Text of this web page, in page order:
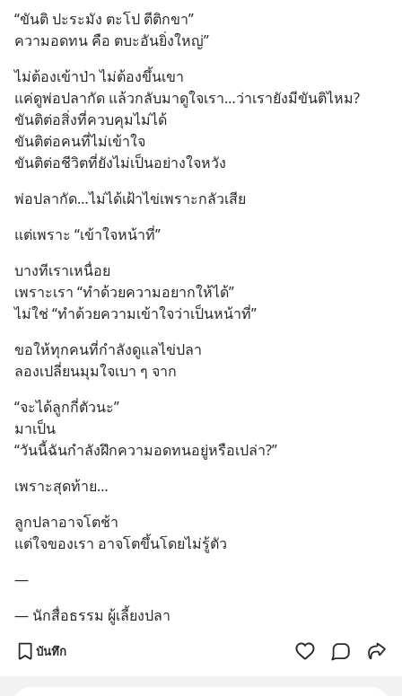
“ขันติ ปะระมัง ตะโป ตีติกขา”
ความอดทน คือ ตบะอันยิ่งใหญ่”
ไม่ต้องเข้าป่า ไม่ต้องขึ้นเขา
แค่ดูพ่อปลากัด แล้วกลับมาดูใจเรา…ว่าเรายังมีขันติไหม?
ขันติต่อสิ่งที่ควบคุมไม่ได้
ขันติต่อคนที่ไม่เข้าใจ
ขันติต่อชีวิตที่ยังไม่เป็นอย่างใจหวัง
พ่อปลากัด…ไม่ได้เฝ้าไข่เพราะกลัวเสีย
แต่เพราะ “เข้าใจหน้าที่”
บางทีเราเหนื่อย
เพราะเรา “ทำด้วยความอยากให้ได้”
ไม่ใช่ “ทำด้วยความเข้าใจว่าเป็นหน้าที่”
ขอให้ทุกคนที่กำลังดูแลไข่ปลา
ลองเปลี่ยนมุมใจเบา ๆ จาก
“จะได้ลูกกี่ตัวนะ”
มาเป็น
“วันนี้ฉันกำลังฝึกความอดทนอยู่หรือเปล่า?”
เพราะสุดท้าย…
ลูกปลาอาจโตช้า
แต่ใจของเรา อาจโตขึ้นโดยไม่รู้ตัว
—
— นักสื่อธรรม ผู้เลี้ยงปลา
บันทึก